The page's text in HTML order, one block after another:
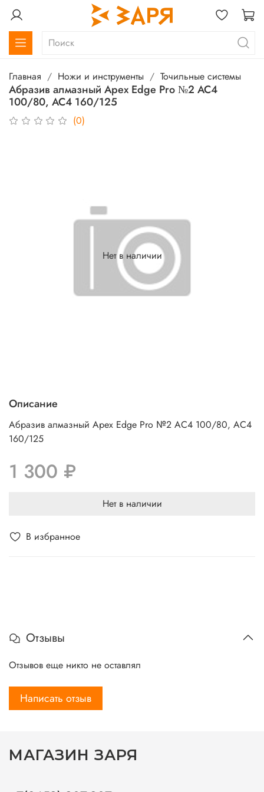
Главная Ножи и инструменты Точильные системы
Абразив алмазный Apex Edge Pro №2 AC4
100/80, AC4 160/125
(0)
В избранное
Нет в наличии
Описание
Абразив алмазный Apex Edge Pro №2 AC4 100/80, AC4
160/125
1 300 ₽
Нет в наличии
Отзывы
Отзывов еще никто не оставлял
Написать отзыв
МАГАЗИН ЗАРЯ